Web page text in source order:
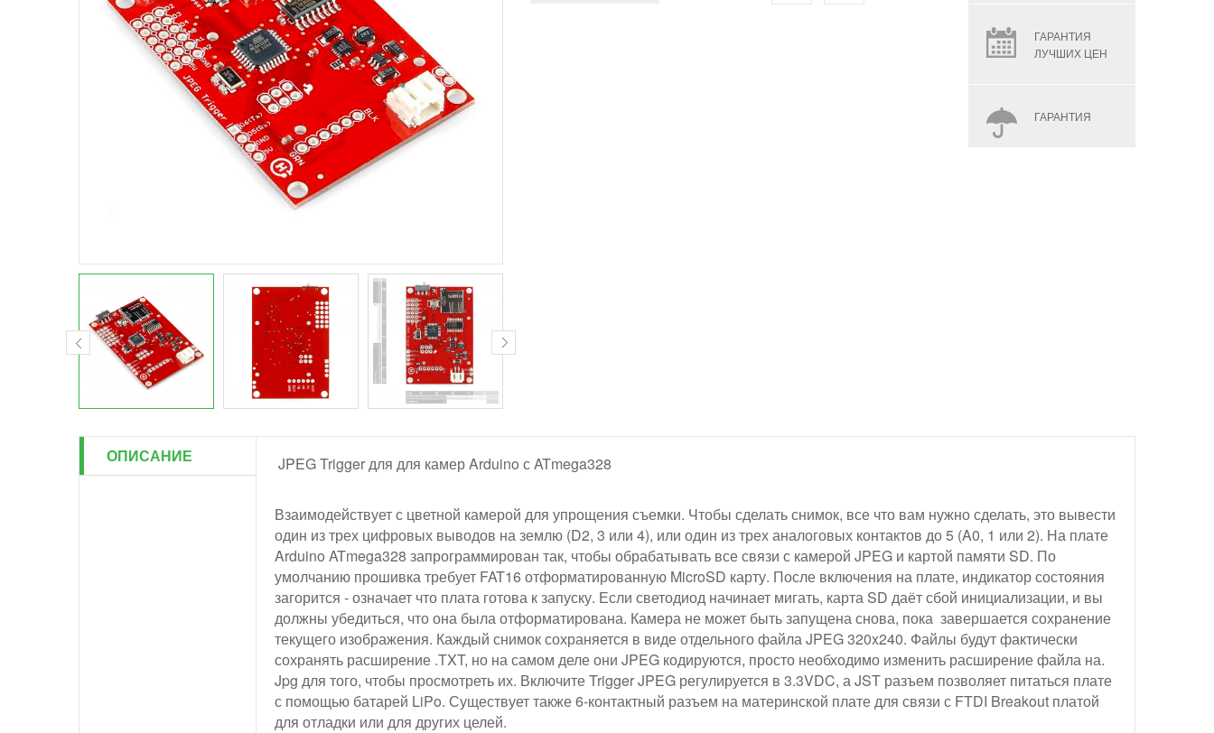
ГАРАНТИЯ
ЛУЧШИХ ЦЕН
ГАРАНТИЯ
ОПИСАНИЕ JPEG Trigger для для камер Arduino с ATmega328
Взаимодействует с цветной камерой для упрощения съемки. Чтобы сделать снимок, все что вам нужно сделать, это вывести
один из трех цифровых выводов на землю (D2, 3 или 4), или один из трех аналоговых контактов до 5 (A0, 1 или 2). На плате
Arduino ATmega328 запрограммирован так, чтобы обрабатывать все связи с камерой JPEG и картой памяти SD. По
умолчанию прошивка требует FAT16 отформатированную MicroSD карту. После включения на плате, индикатор состояния
загорится - означает что плата готова к запуску. Если светодиод начинает мигать, карта SD даёт сбой инициализации, и вы
должны убедиться, что она была отформатирована. Камера не может быть запущена снова, пока завершается сохранение
текущего изображения. Каждый снимок сохраняется в виде отдельного файла JPEG 320x240. Файлы будут фактически
сохранять расширение .TXT, но на самом деле они JPEG кодируются, просто необходимо изменить расширение файла на.
Jpg для того, чтобы просмотреть их. Включите Trigger JPEG регулируется в 3.3VDC, а JST разъем позволяет питаться плате
с помощью батарей LiPo. Существует также 6-контактный разъем на материнской плате для связи с FTDI Breakout платой
для отладки или для других целей.